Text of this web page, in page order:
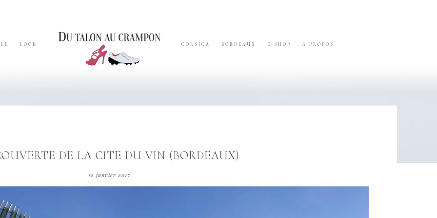
LOOK CORSICA BORDEAUX E-SHOP A PROPOS
DE LA CITE DU VIN (BORDEAUX)
12 janvier 2017